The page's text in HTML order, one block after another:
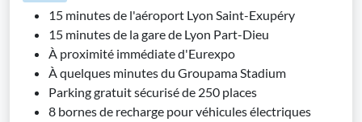
15 minutes de l'aéroport Lyon Saint-Exupéry
15 minutes de la gare de Lyon Part-Dieu
À proximité immédiate d'Eurexpo
À quelques minutes du Groupama Stadium
Parking gratuit sécurisé de 250 places
8 bornes de recharge pour véhicules électriques